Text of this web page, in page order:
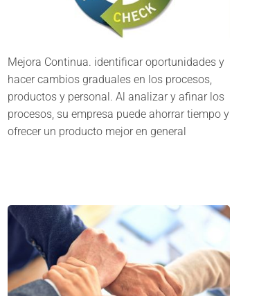
Mejora Continua. identificar oportunidades y
hacer cambios graduales en los procesos,
productos y personal. Al analizar y afinar los
procesos, su empresa puede ahorrar tiempo y
ofrecer un producto mejor en general